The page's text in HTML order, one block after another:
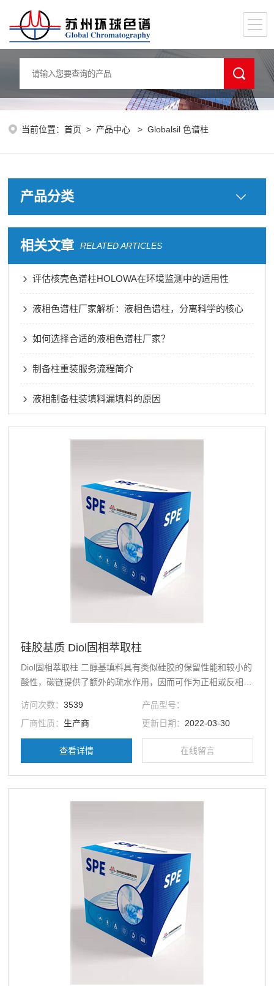
当前位置：首页 > 产品中心 > Globalsil 色谱柱
产品分类
相关文章 RELATED ARTICLES
评估核壳色谱柱HOLOWA在环境监测中的适用性
液相色谱柱厂家解析：液相色谱柱，分离科学的核心
如何选择合适的液相色谱柱厂家？
制备柱重装服务流程简介
液相制备柱装填料漏填料的原因
硅胶基质 Diol固相萃取柱
Diol固相萃取柱 二醇基填料具有类似硅胶的保留性能和较小的
酸性，碳链提供了额外的疏水作用，因而可作为正相或反相吸
物基质中的药物及代谢物、分离纯化聚糖混合物。可替代硅胶
柱并避免碱性杂质干扰、通过溶剂配比实现正相或反相保留。
访问次数：3539
产品型号：
厂商性质： 生产商 更新日期： 2022-03-30
查看详情 在线留言